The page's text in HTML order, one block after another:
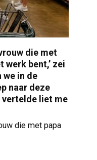
die met
werk bent,’ zei
in de
naar deze
vertelde liet me
die met papa